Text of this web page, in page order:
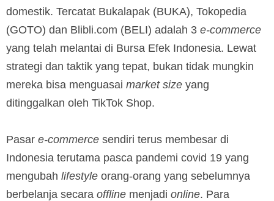
domestik. Tercatat Bukalapak (BUKA), Tokopedia
(GOTO) dan Blibli.com (BELI) adalah 3 e-commerce
yang telah melantai di Bursa Efek Indonesia. Lewat
strategi dan taktik yang tepat, bukan tidak mungkin
mereka bisa menguasai market size yang
ditinggalkan oleh TikTok Shop.
Pasar e-commerce sendiri terus membesar di
Indonesia terutama pasca pandemi covid 19 yang
mengubah lifestyle orang-orang yang sebelumnya
berbelanja secara offline menjadi online. Para